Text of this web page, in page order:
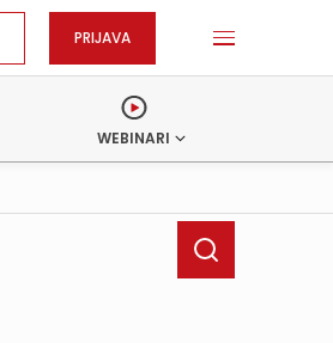
PRIJAVA
WEBINARI